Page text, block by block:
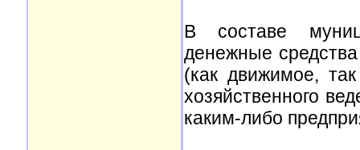
В составе
денежные
(как движимое,
хозяйственного
каким-либо